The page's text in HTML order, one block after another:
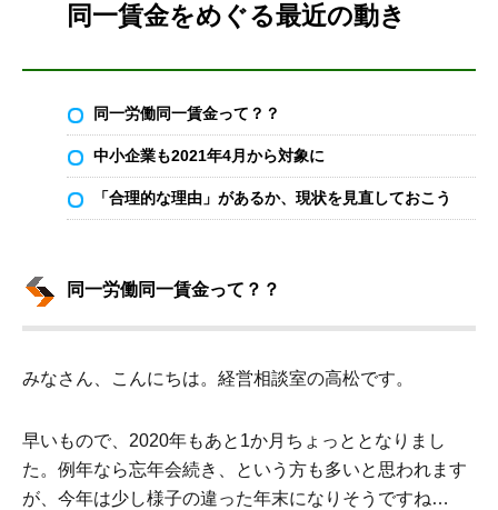
同一賃金をめぐる最近の動き
同一労働同一賃金って？？
中小企業も2021年4月から対象に
「合理的な理由」があるか、現状を見直しておこう
同一労働同一賃金って？？
みなさん、こんにちは。経営相談室の高松です。
早いもので、2020年もあと1か月ちょっととなりまし
た。例年なら忘年会続き、という方も多いと思われます
が、今年は少し様子の違った年末になりそうですね…